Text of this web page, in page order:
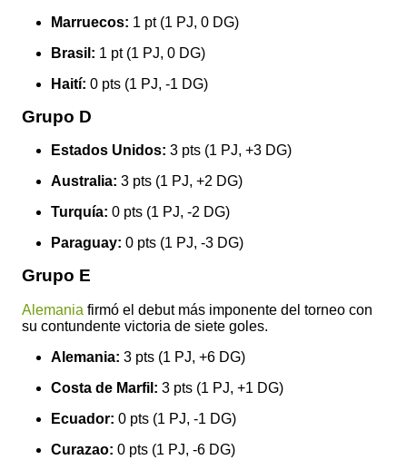
Marruecos: 1 pt (1 PJ, 0 DG)
Brasil: 1 pt (1 PJ, 0 DG)
Haití: 0 pts (1 PJ, -1 DG)
Grupo D
Estados Unidos: 3 pts (1 PJ, +3 DG)
Australia: 3 pts (1 PJ, +2 DG)
Turquía: 0 pts (1 PJ, -2 DG)
Paraguay: 0 pts (1 PJ, -3 DG)
Grupo E
Alemania firmó el debut más imponente del torneo con
su contundente victoria de siete goles.
Alemania: 3 pts (1 PJ, +6 DG)
Costa de Marfil: 3 pts (1 PJ, +1 DG)
Ecuador: 0 pts (1 PJ, -1 DG)
Curazao: 0 pts (1 PJ, -6 DG)